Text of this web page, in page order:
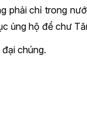
phải chỉ trong
ủng hộ để chư
chúng.